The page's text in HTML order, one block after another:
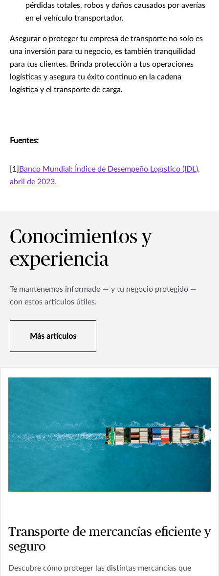
pérdidas totales, robos y daños causados por averías
en el vehículo transportador.
Asegurar o proteger tu empresa de transporte no solo es
una inversión para tu negocio, es también tranquilidad
para tus clientes. Brinda protección a tus operaciones
logísticas y asegura tu éxito continuo en la cadena
logística y el transporte de carga.
Fuentes:
[1] Banco Mundial: Índice de Desempeño Logístico (IDL),
abril de 2023.
Conocimientos y
experiencia
Te mantenemos informado — y tu negocio protegido —
con estos artículos útiles.
Más artículos
Transporte de mercancías eficiente y
seguro
Descubre cómo proteger las distintas mercancías que